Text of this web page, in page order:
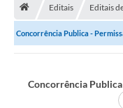
Secretarias
Legislação
OUVIDORIA
Editais Editais
Concorrência Publica -
Concorrência